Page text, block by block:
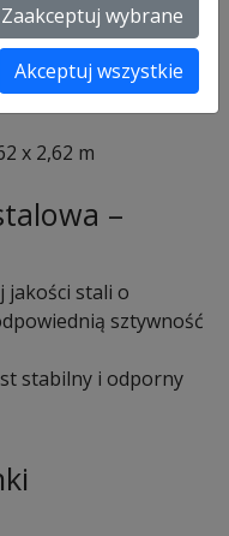
a także sprzęt
x 2,62 m
–
jakości stali o
sztywność
stabilny i odporny
Zaakceptuj wybrane
Akceptuj wszystkie